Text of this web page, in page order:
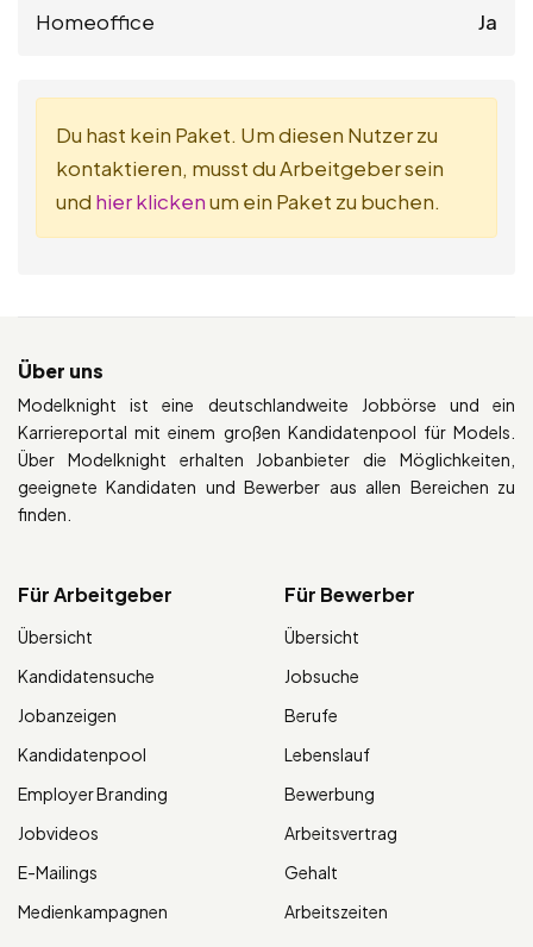
Homeoffice Ja
Du hast kein Paket. Um diesen Nutzer zu
kontaktieren, musst du Arbeitgeber sein
und hier klickenum ein Paket zu buchen.
Über uns
Modelknight ist eine deutschlandweite Jobbörse und ein
Karriereportal mit einem großen Kandidatenpool für Models.
Über Modelknight erhalten Jobanbieter die Möglichkeiten,
geeignete Kandidaten und Bewerber aus allen Bereichen zu
finden.
Für Arbeitgeber
Übersicht
Kandidatensuche
Jobanzeigen
Kandidatenpool
Employer Branding
Jobvideos
E-Mailings
Medienkampagnen
Für Bewerber
Übersicht
Jobsuche
Berufe
Lebenslauf
Bewerbung
Arbeitsvertrag
Gehalt
Arbeitszeiten